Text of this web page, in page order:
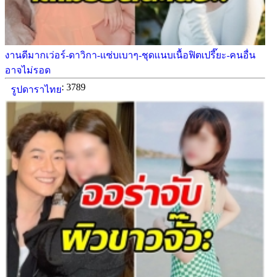
งานดีมากเว่อร์-ดาวิกา-แซ่บเบาๆ-ชุดแนบเนื้อฟิตเปรี๊ยะ-คนอื่น
อาจไม่รอด
รูปดาราไทย: 3789